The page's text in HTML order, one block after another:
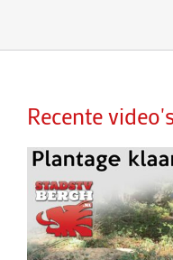
Recente